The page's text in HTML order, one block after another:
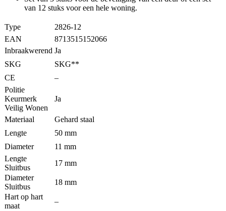
van 12 stuks voor een hele woning.
Type
2826-12
EAN
8713515152066
Inbraakwerend Ja
SKG
SKG**
CE
–
Politie
Keurmerk
Veilig Wonen
Ja
Materiaal
Gehard staal
Lengte
50 mm
Diameter
11 mm
Lengte
Sluitbus
17 mm
Diameter
Sluitbus
18 mm
Hart op hart
maat
–